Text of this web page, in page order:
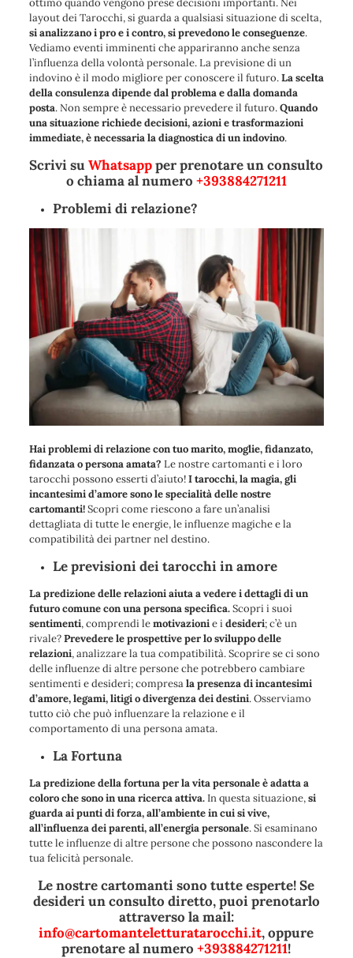
layout dei Tarocchi, si guarda a qualsiasi situazione di scelta,
si analizzano i pro e i contro, si prevedono le conseguenze.
Vediamo eventi imminenti che appariranno anche senza
l’influenza della volontà personale. La previsione di un
indovino è il modo migliore per conoscere il futuro.La scelta
della consulenza dipende dal problema e dalla domanda
posta. Non sempre è necessario prevedere il futuro.Quando
una situazione richiede decisioni, azioni e trasformazioni
immediate, è necessaria la diagnostica di un indovino.
Scrivi suWhatsappper prenotare un consulto
o chiama al numero +393884271211
Problemi di relazione?
Hai problemi di relazione con tuo marito, moglie, fidanzato,
fidanzata o persona amata? Le nostre cartomanti e i loro
tarocchi possono esserti d’aiuto!I tarocchi, la magia, gli
incantesimi d’amore sono le specialità delle nostre
cartomanti!Scopri come riescono a fare un’analisi
dettagliata di tutte le energie, le influenze magiche e la
compatibilità dei partner nel destino.
Le previsioni dei tarocchi in amore
La predizione delle relazioni aiuta a vedere i dettagli di un
futuro comune con una persona specifica.Scopri i suoi
sentimenti, comprendi lemotivazionie idesideri; c’è un
rivale?Prevedere le prospettive per lo sviluppo delle
relazioni, analizzare la tua compatibilità. Scoprire se ci sono
delle influenze di altre persone che potrebbero cambiare
sentimenti e desideri; compresala presenza di incantesimi
d’amore, legami, litigi o divergenza dei destini. Osserviamo
tutto ciò che può influenzare la relazione e il
comportamento di una persona amata.
La Fortuna
La predizione della fortuna per la vita personale è adatta a
coloro che sono in una ricerca attiva.In questa situazione,si
guarda ai punti di forza, all’ambiente in cui si vive,
all’influenza dei parenti, all’energia personale. Si esaminano
tutte le influenze di altre persone che possono nascondere la
tua felicità personale.
Le nostre cartomanti sono tutte esperte! Se
desideri un consulto diretto, puoi prenotarlo
attraverso la mail:
info@cartomanteletturatarocchi.it, oppure
prenotare al numero+393884271211!